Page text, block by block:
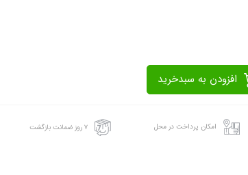
امکان پرداخت در محل ۷ روز ضمانت بازگشت